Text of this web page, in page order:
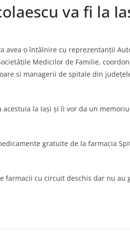
va fi la
avea o întâlnire cu reprezentanţii
Medicilor de Familie,
si managerii de spitale din
la Iaşi şi îi vor da un
gratuite de la farmacia
farmacii cu circuit deschis dar nu au